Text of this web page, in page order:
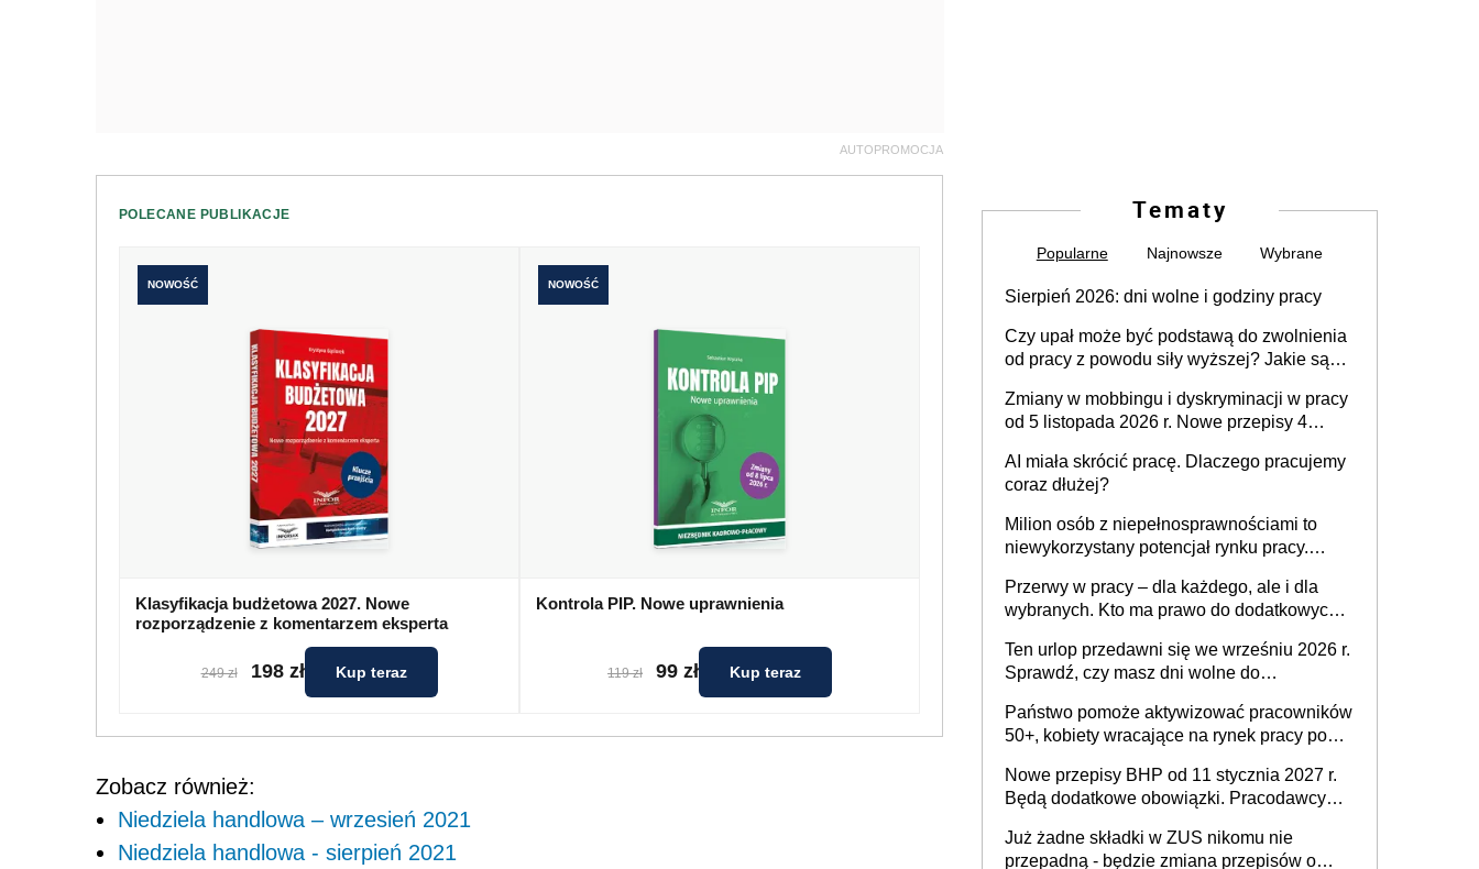
AUTOPROMOCJA
POLECANE PUBLIKACJE
NOWOŚĆ
Klasyfikacja budżetowa 2027. Nowe
rozporządzenie z komentarzem eksperta
249 zł 198 zł Kup teraz
NOWOŚĆ
Kontrola PIP. Nowe uprawnienia
119 zł 99 zł Kup teraz
Zobacz również:
Niedziela handlowa – wrzesień 2021
Niedziela handlowa - sierpień 2021
Tematy
Popularne Najnowsze Wybrane
Sierpień 2026: dni wolne i godziny pracy
Czy upał może być podstawą do zwolnienia
od pracy z powodu siły wyższej? Jakie są
Zmiany w mobbingu i dyskryminacji w pracy
od 5 listopada 2026 r. Nowe przepisy 4
Ustaw
AI miała skrócić pracę. Dlaczego pracujemy
coraz dłużej?
Milion osób z niepełnosprawnościami to
niewykorzystany potencjał rynku pracy.
dofinansowań czy refundacji, ale bariery po
stronie systemu i świadomości
pracodawców [WYWIAD]
Przerwy w pracy – dla każdego, ale i dla
wybranych. Kto ma prawo do dodatkowych
Ten urlop przedawni się we wrześniu 2026 r.
Sprawdź, czy masz dni wolne do
Państwo pomoże aktywizować pracowników
50+, kobiety wracające na rynek pracy po
osoby neuroatypowe. Powstanie Fundusz
na rzecz Inkluzywności w Zatrudnianiu?
Nowe przepisy BHP od 11 stycznia 2027 r.
Będą dodatkowe obowiązki. Pracodawcy
Już żadne składki w ZUS nikomu nie
przepadną - będzie zmiana przepisów o